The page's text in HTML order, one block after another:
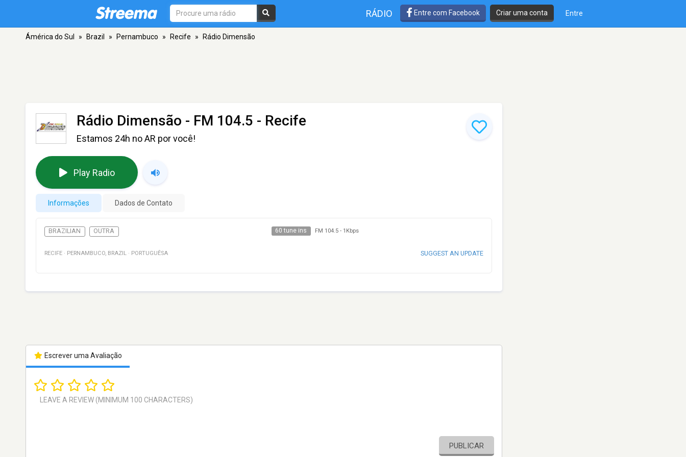
RÁDIO Entre com Facebook Criar uma conta Entre
Ámérica do Sul » Brazil » Pernambuco » Recife » Rádio Dimensão
Rádio Dimensão - FM 104.5 - Recife
Estamos 24h no AR por você!
Play Radio
Informações Dados de Contato
BRAZILIAN OUTRA 60 tune ins FM 104.5- 1Kbps
RECIFE · PERNAMBUCO, BRAZIL · PORTUGUÊSA SUGGEST AN UPDATE
Escrever uma Avaliação
PUBLICAR